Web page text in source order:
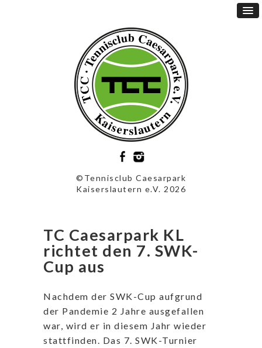
©Tennisclub Caesarpark
Kaiserslautern e.V. 2026
TC Caesarpark KL
richtet den 7. SWK-
Cup aus
Nachdem der SWK-Cup aufgrund
der Pandemie 2 Jahre ausgefallen
war, wird er in diesem Jahr wieder
stattfinden. Das 7. SWK-Turnier